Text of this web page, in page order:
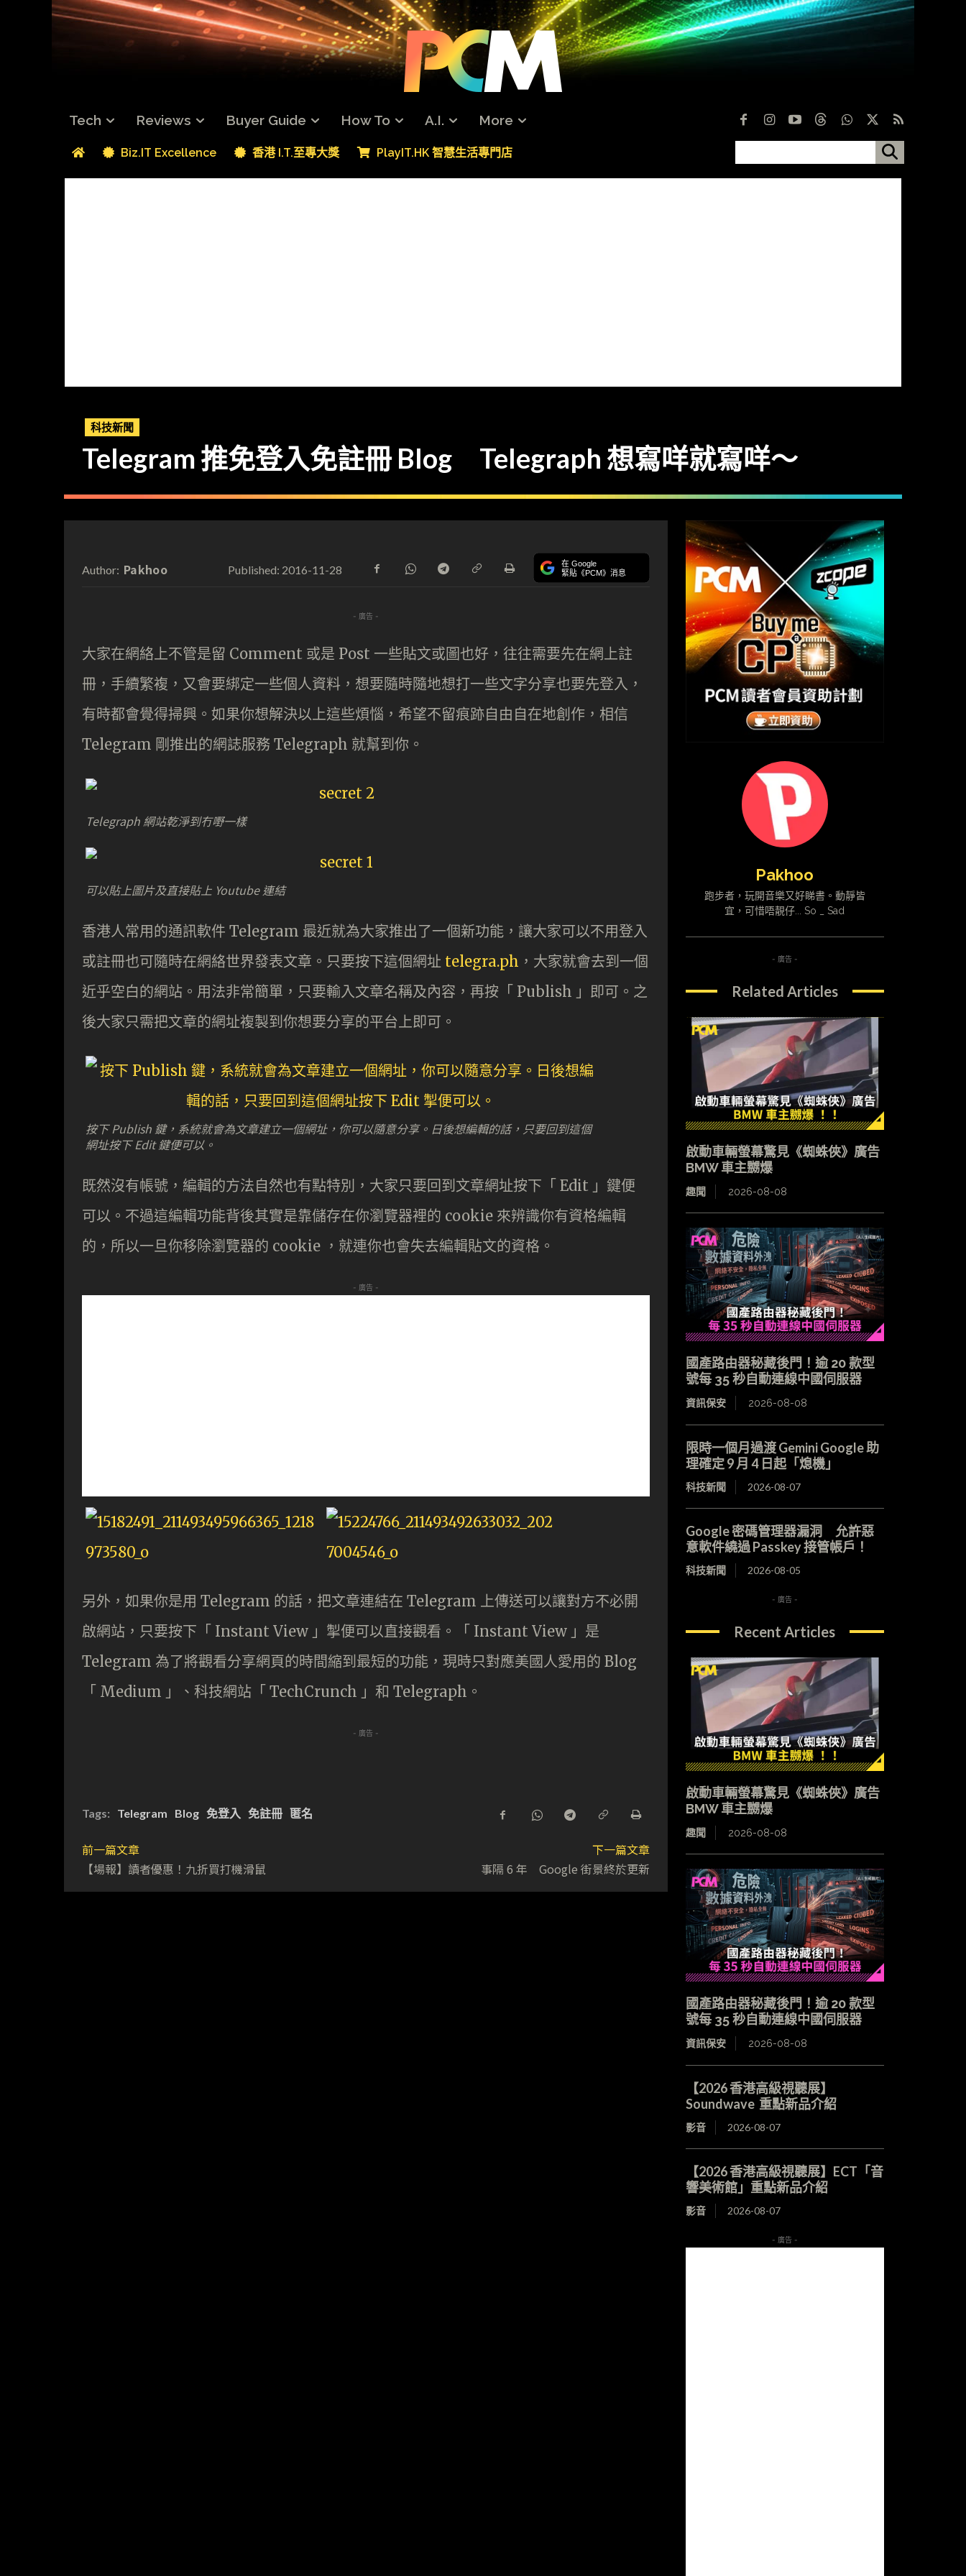
Tech Reviews Buyer Guide How To A.I. More
Biz.IT Excellence 香港 I.T.至專大獎 PlayIT.HK 智慧生活專門店
科技新聞
Telegram 推免登入免註冊 Blog Telegraph 想寫咩就寫咩～
Author: Pakhoo Published: 2016-11-28 在 Google
緊貼《PCM》消息
- 廣告 -
大家在網絡上不管是留 Comment 或是 Post 一些貼文或圖也好，往往需要先在網上註
冊，手續繁複，又會要綁定一些個人資料，想要隨時隨地想打一些文字分享也要先登入，
有時都會覺得掃興。如果你想解決以上這些煩惱，希望不留痕跡自由自在地創作，相信
Telegram 剛推出的網誌服務 Telegraph 就幫到你。
Telegraph 網站乾淨到冇嘢一樣
可以貼上圖片及直接貼上 Youtube 連結
香港人常用的通訊軟件 Telegram 最近就為大家推出了一個新功能，讓大家可以不用登入
或註冊也可隨時在網絡世界發表文章。只要按下這個網址 telegra.ph ，大家就會去到一個
近乎空白的網站。用法非常簡單，只要輸入文章名稱及內容，再按「 Publish 」即可。之
後大家只需把文章的網址複製到你想要分享的平台上即可。
按下 Publish 鍵，系統就會為文章建立一個網址，你可以隨意分享。日後想編輯的話，只要回到這個
網址按下 Edit 鍵便可以。
既然沒有帳號，編輯的方法自然也有點特別，大家只要回到文章網址按下「 Edit 」鍵便
可以。不過這編輯功能背後其實是靠儲存在你瀏覽器裡的 cookie 來辨識你有資格編輯
的，所以一旦你移除瀏覽器的 cookie ，就連你也會失去編輯貼文的資格。
- 廣告 -
另外，如果你是用 Telegram 的話，把文章連結在 Telegram 上傳送可以讓對方不必開
啟網站，只要按下「 Instant View 」掣便可以直接觀看。「 Instant View 」是
Telegram 為了將觀看分享網頁的時間縮到最短的功能，現時只對應美國人愛用的 Blog
「 Medium 」、科技網站「 TechCrunch 」和 Telegraph。
- 廣告 -
Tags: Telegram Blog 免登入 免註冊 匿名
前一篇文章
【場報】讀者優惠！九折買打機滑鼠
下一篇文章
事隔 6 年 Google 街景終於更新
Pakhoo
跑步者，玩開音樂又好睇書。動靜皆
宜，可惜唔靚仔... So _ Sad
- 廣告 -
Related Articles
啟動車輛螢幕驚見《蜘蛛俠》廣告
BMW 車主嬲爆
趣聞 2026-08-08
國產路由器秘藏後門！逾 20 款型
號每 35 秒自動連線中國伺服器
資訊保安 2026-08-08
限時一個月過渡 Gemini Google 助
理確定 9 月 4 日起「熄機」
科技新聞 2026-08-07
Google 密碼管理器漏洞 允許惡
意軟件繞過 Passkey 接管帳戶！
科技新聞 2026-08-05
- 廣告 -
Recent Articles
啟動車輛螢幕驚見《蜘蛛俠》廣告
BMW 車主嬲爆
趣聞 2026-08-08
國產路由器秘藏後門！逾 20 款型
號每 35 秒自動連線中國伺服器
資訊保安 2026-08-08
【2026 香港高級視聽展】
Soundwave 重點新品介紹
影音 2026-08-07
【2026 香港高級視聽展】ECT「音
響美術館」重點新品介紹
影音 2026-08-07
- 廣告 -